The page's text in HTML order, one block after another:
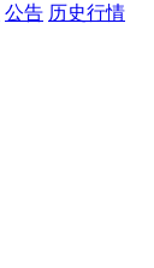
公告 历史行情